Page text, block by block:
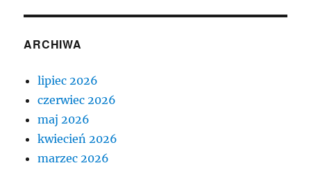
ARCHIWA
lipiec 2026
czerwiec 2026
maj 2026
kwiecień 2026
marzec 2026